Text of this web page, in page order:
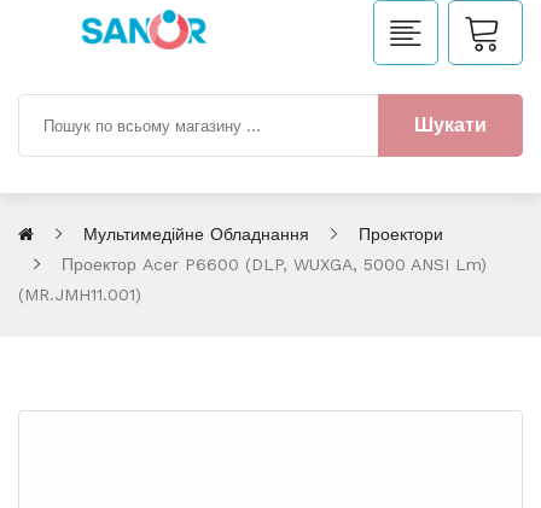
Шукати
Мультимедійне Обладнання
Проектори
Проектор Acer P6600 (DLP, WUXGA, 5000 ANSI Lm)
(MR.JMH11.001)